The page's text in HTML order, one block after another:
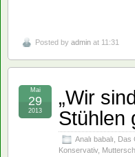
Posted by admin at 11:31
„Wir
Stühlen
Analı babalı Das
Konservativ,
Mai
29
2013